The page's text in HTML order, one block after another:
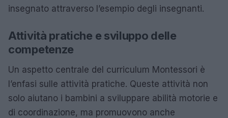
insegnato attraverso l’esempio degli insegnanti.
Attività pratiche e sviluppo delle
competenze
Un aspetto centrale del curriculum Montessori è
l’enfasi sulle attività pratiche. Queste attività non
solo aiutano i bambini a sviluppare abilità motorie e
di coordinazione, ma promuovono anche